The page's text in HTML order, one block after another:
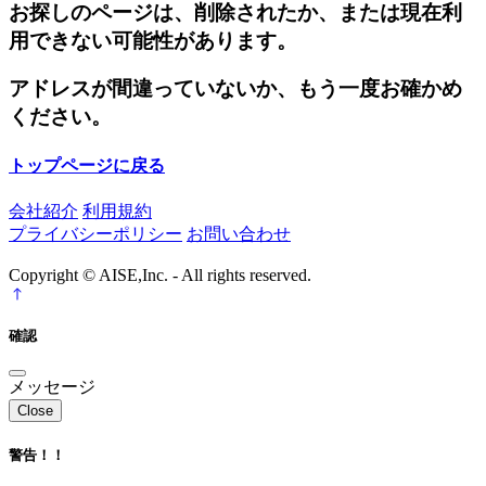
お探しのページは、削除されたか、または現在利
用できない可能性があります。
アドレスが間違っていないか、もう一度お確かめ
ください。
トップページに戻る
会社紹介 利用規約
プライバシーポリシー お問い合わせ
Copyright © AISE,Inc. - All rights reserved.
確認
メッセージ
Close
警告！！